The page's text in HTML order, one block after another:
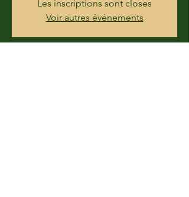
Les inscriptions sont closes
Voir autres événements